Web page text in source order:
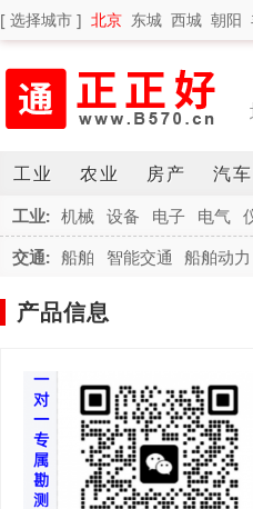
[ 选择城市 ] 北京 东城 西城 朝阳
工业 农业 房产 汽车
工业: 机械 设备 电子 电气
交通: 船舶 智能交通 船舶动力
产品信息